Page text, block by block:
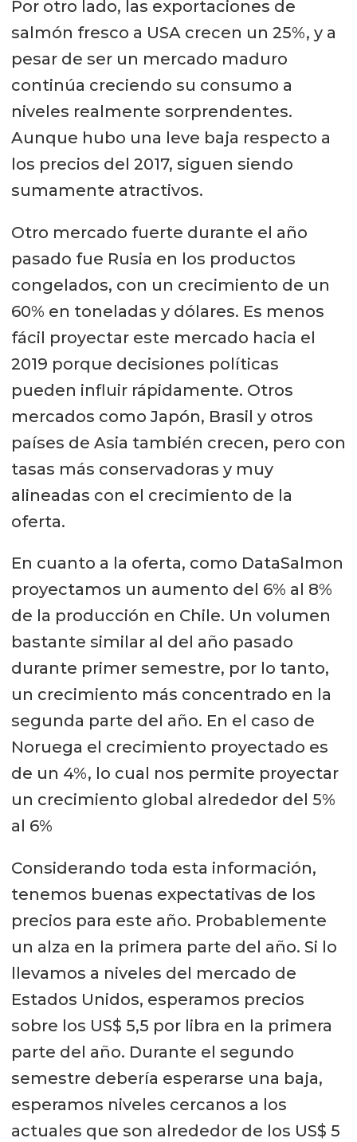
Por otro lado, las exportaciones de
salmón fresco a USA crecen un 25%, y a
pesar de ser un mercado maduro
continúa creciendo su consumo a
niveles realmente sorprendentes.
Aunque hubo una leve baja respecto a
los precios del 2017, siguen siendo
sumamente atractivos.
Otro mercado fuerte durante el año
pasado fue Rusia en los productos
congelados, con un crecimiento de un
60% en toneladas y dólares. Es menos
fácil proyectar este mercado hacia el
2019 porque decisiones políticas
pueden influir rápidamente. Otros
mercados como Japón, Brasil y otros
países de Asia también crecen, pero con
tasas más conservadoras y muy
alineadas con el crecimiento de la
oferta.
En cuanto a la oferta, como DataSalmon
proyectamos un aumento del 6% al 8%
de la producción en Chile. Un volumen
bastante similar al del año pasado
durante primer semestre, por lo tanto,
un crecimiento más concentrado en la
segunda parte del año. En el caso de
Noruega el crecimiento proyectado es
de un 4%, lo cual nos permite proyectar
un crecimiento global alrededor del 5%
al 6%
Considerando toda esta información,
tenemos buenas expectativas de los
precios para este año. Probablemente
un alza en la primera parte del año. Si lo
llevamos a niveles del mercado de
Estados Unidos, esperamos precios
sobre los US$ 5,5 por libra en la primera
parte del año. Durante el segundo
semestre debería esperarse una baja,
esperamos niveles cercanos a los
actuales que son alrededor de los US$ 5